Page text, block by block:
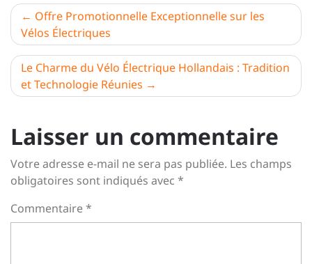
Navigation
de
l’article
Offre Promotionnelle Exceptionnelle sur les
Vélos Électriques
Le Charme du Vélo Électrique Hollandais : Tradition
et Technologie Réunies
Laisser un commentaire
Votre adresse e-mail ne sera pas publiée. Les champs
obligatoires sont indiqués avec *
Commentaire*